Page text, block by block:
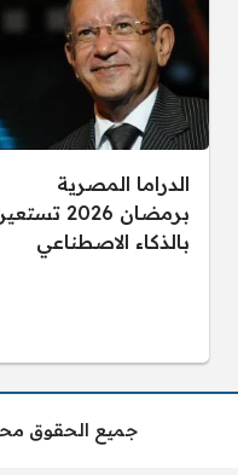
الدراما المصرية
برمضان 2026
بالذكاء الاصطناعي
جميع الحقوق